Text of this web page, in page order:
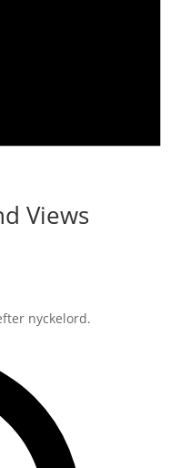
Views
nyckelord.